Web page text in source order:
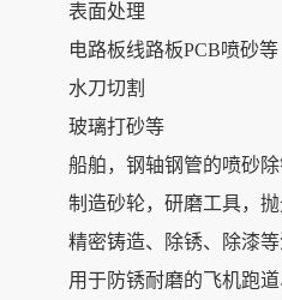
表面处理
电路板线路板PCB喷砂等
水刀切割
玻璃打砂等
船舶，钢轴钢管的喷砂
制造砂轮，研磨工具，
精密铸造、除锈、除漆
用于防锈耐磨的飞机跑